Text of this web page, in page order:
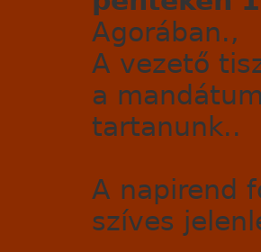
Agorában.,
A vezető
a
tartanunk..
A napirend
szíves